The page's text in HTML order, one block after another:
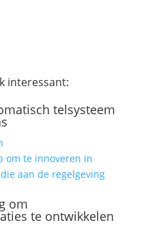
interessant:
telsysteem
om
te ontwikkelen